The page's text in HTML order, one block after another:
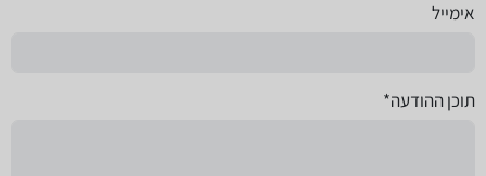
אימייל
תוכן ההודעה*